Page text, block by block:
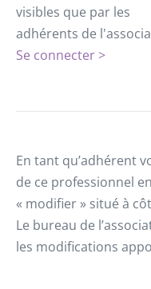
visibles que par les
adhérents de
Se connecter >
En tant qu’adhérent
de ce professionnel
« modifier » situé à
Le bureau de
les modifications